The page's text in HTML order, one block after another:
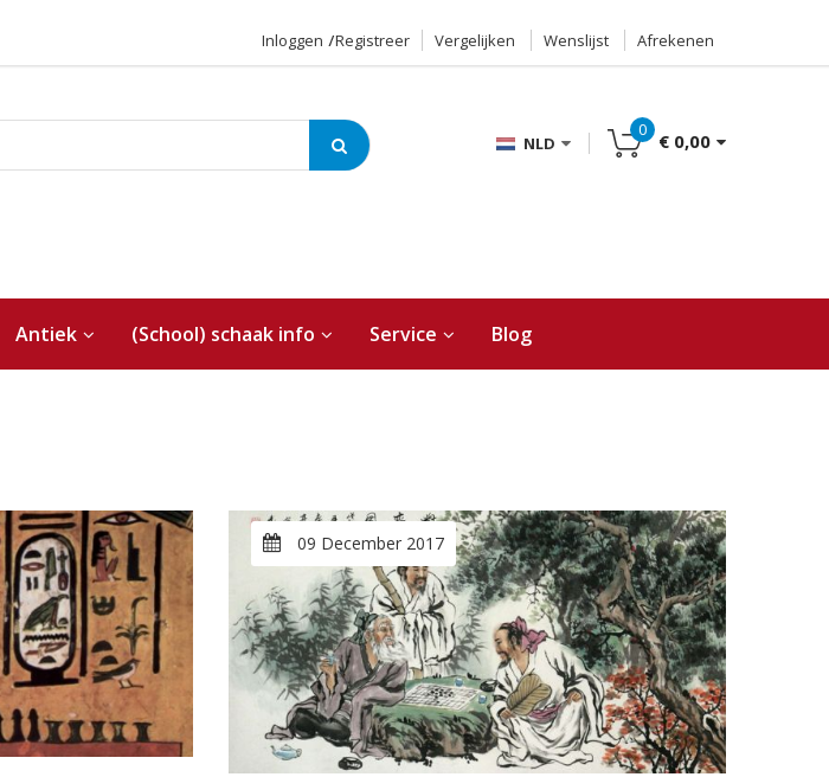
Inloggen Registreer Vergelijken Wenslijst Afrekenen
NLD
0
€ 0,00
Antiek (School) schaak info Service Blog
09 December 2017